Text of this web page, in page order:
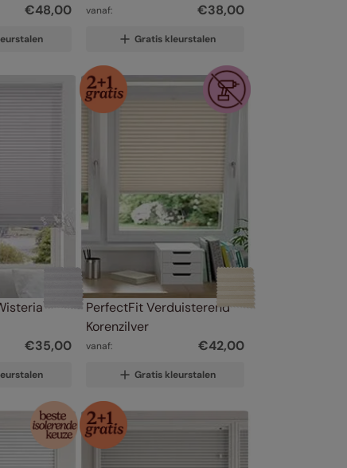
€48,00 vanaf: €38,00
Gratis kleurstalen
€35,00
PerfectFit Verduisterend
Korenzilver
vanaf: €42,00
Gratis kleurstalen